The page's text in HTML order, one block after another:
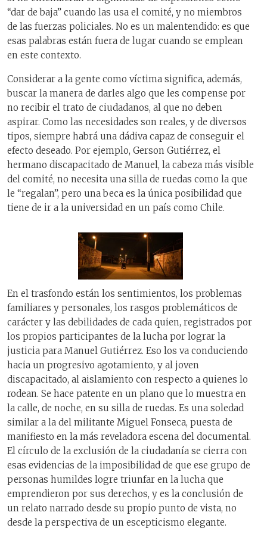
“dar de baja” cuando las usa el comité, y no miembros
de las fuerzas policiales. No es un malentendido: es que
esas palabras están fuera de lugar cuando se emplean
en este contexto.
Considerar a la gente como víctima significa, además,
buscar la manera de darles algo que les compense por
no recibir el trato de ciudadanos, al que no deben
aspirar. Como las necesidades son reales, y de diversos
tipos, siempre habrá una dádiva capaz de conseguir el
efecto deseado. Por ejemplo, Gerson Gutiérrez, el
hermano discapacitado de Manuel, la cabeza más visible
del comité, no necesita una silla de ruedas como la que
le “regalan”, pero una beca es la única posibilidad que
tiene de ir a la universidad en un país como Chile.
En el trasfondo están los sentimientos, los problemas
familiares y personales, los rasgos problemáticos de
carácter y las debilidades de cada quien, registrados por
los propios participantes de la lucha por lograr la
justicia para Manuel Gutiérrez. Eso los va conduciendo
hacia un progresivo agotamiento, y al joven
discapacitado, al aislamiento con respecto a quienes lo
rodean. Se hace patente en un plano que lo muestra en
la calle, de noche, en su silla de ruedas. Es una soledad
similar a la del militante Miguel Fonseca, puesta de
manifiesto en la más reveladora escena del documental.
El círculo de la exclusión de la ciudadanía se cierra con
esas evidencias de la imposibilidad de que ese grupo de
personas humildes logre triunfar en la lucha que
emprendieron por sus derechos, y es la conclusión de
un relato narrado desde su propio punto de vista, no
desde la perspectiva de un escepticismo elegante.